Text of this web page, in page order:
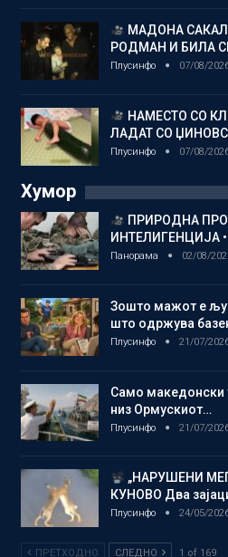
МАДОНА
РОДМАН И БИЛА
Плусинфо 07/08/
НАМЕСТО СО
ЛАДАТ СО
Плусинфо 07/08/
Хумор
ПРИРОДНА
ИНТЕЛИГЕНЦИЈА
Панорама 02/08/
Зошто мажот е
што одржува
Плусинфо 21/07/
Само македонски
низ Ормускиот…
Плусинфо 21/07/
„НАРУШЕНИ
КУНОВО Два
Плусинфо 24/05/
ПРЕТХОДНО СЛЕДНО 1 of 169